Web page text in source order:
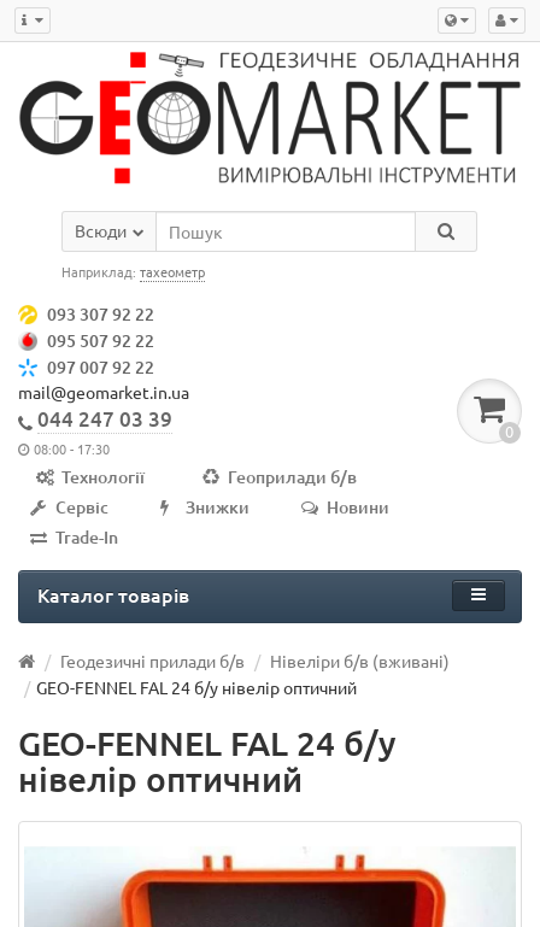
Всюди
Наприклад:тахеометр
093 307 92 22
095 507 92 22
097 007 92 22
mail@geomarket.in.ua
044 247 03 39
08:00 - 17:30
0
Технології
Геоприлади б/в
Сервіс
Знижки
Новини
Trade-In
Каталог товарів
Геодезичні прилади б/в
Нівеліри б/в (вживані)
GEO-FENNEL FAL 24 б/у нівелір оптичний
GEO-FENNEL FAL 24 б/у
нівелір оптичний